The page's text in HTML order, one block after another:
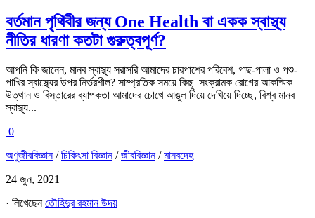
বর্তমান পৃথিবীর জন্য One Health বা একক স্বাস্থ্য
নীতির ধারণা কতটা গুরুত্বপূর্ণ?
আপনি কি জানেন, মানব স্বাস্থ্য সরাসরি আমাদের চারপাশের পরিবেশ, গাছ-পালা ও পশু-
পাখির স্বাস্থ্যের উপর নির্ভরশীল? সাম্প্রতিক সময়ে কিছু সংক্রামক রোগের আকস্মিক
উত্থান ও বিস্তারের ব্যাপকতা আমাদের চোখে আঙুল দিয়ে দেখিয়ে দিচ্ছে, বিশ্ব মানব
স্বাস্থ্য...
0
অণুজীববিজ্ঞান/চিকিৎসা বিজ্ঞান/জীববিজ্ঞান/মানবদেহ
24 জুন, 2021
· লিখেছেনতৌহিদুর রহমান উদয়